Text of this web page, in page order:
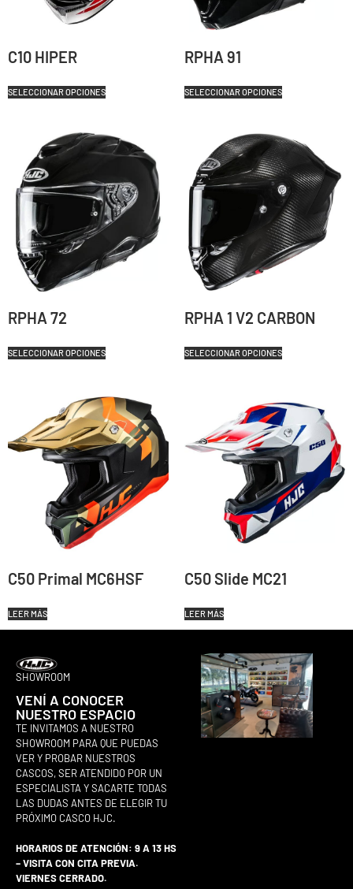
C10 HIPER
SELECCIONAR OPCIONES
RPHA 91
SELECCIONAR OPCIONES
RPHA 72
SELECCIONAR OPCIONES
RPHA 1 V2 CARBON
SELECCIONAR OPCIONES
C50 Primal MC6HSF
LEER MÁS
C50 Slide MC21
LEER MÁS
SHOWROOM
VENÍ A CONOCER
NUESTRO ESPACIO
TE INVITAMOS A NUESTRO
SHOWROOM PARA QUE PUEDAS
VER Y PROBAR NUESTROS
CASCOS, SER ATENDIDO POR UN
ESPECIALISTA Y SACARTE TODAS
LAS DUDAS ANTES DE ELEGIR TU
PRÓXIMO CASCO HJC.
HORARIOS DE ATENCIÓN: 9 A 13 HS
– VISITA CON CITA PREVIA.
VIERNES CERRADO.